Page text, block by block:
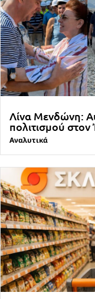
Λίνα Μενδώνη:
πολιτισμού
Αναλυτικά